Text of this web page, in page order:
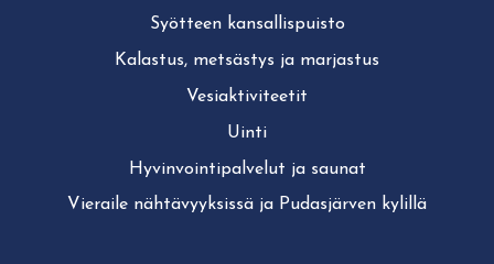
Syötteen kan­sal­lis­puis­to
Kalastus, metsästys ja marjastus
Ve­siak­ti­vi­tee­tit
Uinti
Hy­vin­voin­ti­pal­ve­lut ja saunat
Vieraile näh­tä­vyyk­sis­sä ja Pudasjärven kylillä